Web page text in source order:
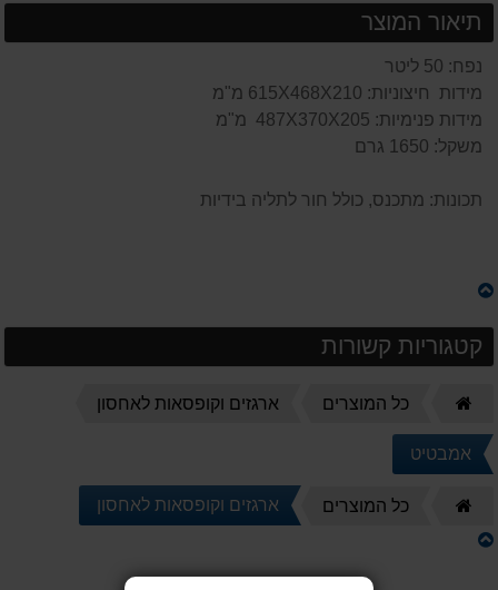
תיאור המוצר
נפח: 50 ליטר
מידות חיצוניות: 615X468X210 מ"מ
מידות פנימיות: 487X370X205 מ"מ
משקל: 1650 גרם
תכונות: מתכנס, כולל חור לתליה בידיות
קטגוריות קשורות
כל המוצרים ארגזים וקופסאות לאחסון
אמבטיט
כל המוצרים ארגזים וקופסאות לאחסון